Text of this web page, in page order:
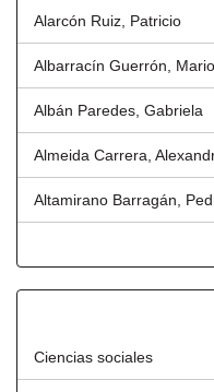
Alarcón Ruiz, Patricio
Albarracín Guerrón,
Albán Paredes, Gabriela
Almeida Carrera,
Altamirano Barragán,
Ciencias sociales